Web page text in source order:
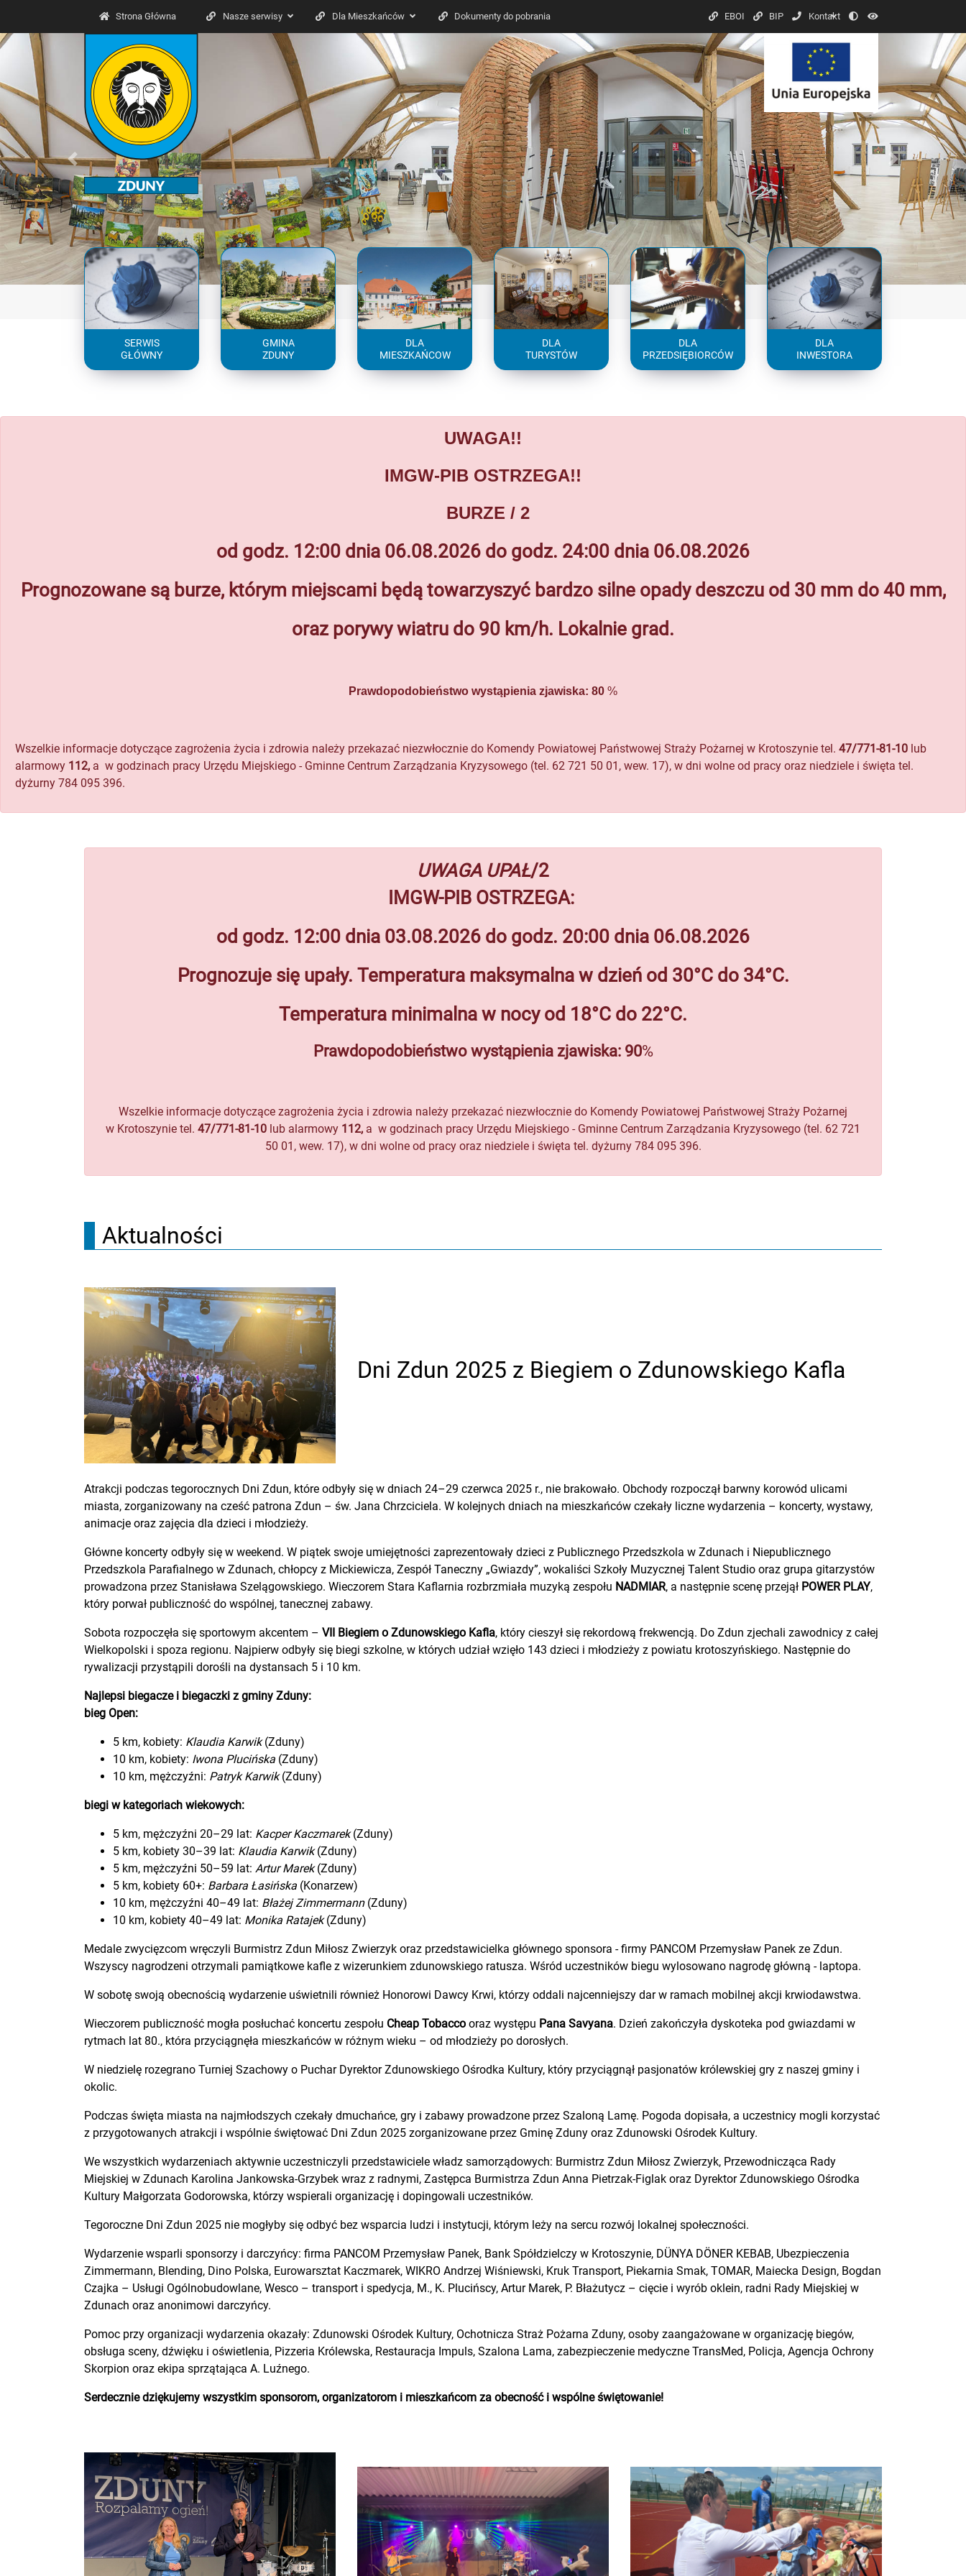
Strona Główna Nasze serwisy Font
Dla Mieszkańców Dokumenty do pobrania Kontrast
Kontakt
BIP
EBOI
Previous Next
SERWIS
GŁÓWNY
GMINA
ZDUNY
DLA
MIESZKAŃCOW
DLA
TURYSTÓW
DLA
PRZEDSIĘBIORCÓW
DLA
INWESTORA
UWAGA!!
IMGW-PIB OSTRZEGA!!
BURZE / 2
od godz. 12:00 dnia 06.08.2026 do godz. 24:00 dnia 06.08.2026
Prognozowane są burze, którym miejscami będą towarzyszyć bardzo silne opady deszczu od 30 mm do 40 mm,
oraz porywy wiatru do 90 km/h. Lokalnie grad.
Prawdopodobieństwo wystąpienia zjawiska: 80 %
Wszelkie informacje dotyczące zagrożenia życia i zdrowia należy przekazać niezwłocznie do Komendy Powiatowej Państwowej Straży Pożarnej w Krotoszynie tel. 47/771-81-10 lub
alarmowy 112, a w godzinach pracy Urzędu Miejskiego - Gminne Centrum Zarządzania Kryzysowego (tel. 62 721 50 01, wew. 17), w dni wolne od pracy oraz niedziele i święta tel.
dyżurny 784 095 396.
UWAGA UPAŁ/2
IMGW-PIB OSTRZEGA:
od godz. 12:00 dnia 03.08.2026 do godz. 20:00 dnia 06.08.2026
Prognozuje się upały. Temperatura maksymalna w dzień od 30°C do 34°C.
Temperatura minimalna w nocy od 18°C do 22°C.
Prawdopodobieństwo wystąpienia zjawiska: 90%
Wszelkie informacje dotyczące zagrożenia życia i zdrowia należy przekazać niezwłocznie do Komendy Powiatowej Państwowej Straży Pożarnej
w Krotoszynie tel. 47/771-81-10 lub alarmowy 112, a w godzinach pracy Urzędu Miejskiego - Gminne Centrum Zarządzania Kryzysowego (tel. 62 721
50 01, wew. 17), w dni wolne od pracy oraz niedziele i święta tel. dyżurny 784 095 396.
Aktualności
Dni Zdun 2025 z Biegiem o Zdunowskiego Kafla
Atrakcji podczas tegorocznych Dni Zdun, które odbyły się w dniach 24–29 czerwca 2025 r., nie brakowało. Obchody rozpoczął barwny korowód ulicami
miasta, zorganizowany na cześć patrona Zdun – św. Jana Chrzciciela. W kolejnych dniach na mieszkańców czekały liczne wydarzenia – koncerty, wystawy,
animacje oraz zajęcia dla dzieci i młodzieży.
Główne koncerty odbyły się w weekend. W piątek swoje umiejętności zaprezentowały dzieci z Publicznego Przedszkola w Zdunach i Niepublicznego
Przedszkola Parafialnego w Zdunach, chłopcy z Mickiewicza, Zespół Taneczny „Gwiazdy”, wokaliści Szkoły Muzycznej Talent Studio oraz grupa gitarzystów
prowadzona przez Stanisława Szelągowskiego. Wieczorem Stara Kaflarnia rozbrzmiała muzyką zespołu NADMIAR, a następnie scenę przejął POWER PLAY,
który porwał publiczność do wspólnej, tanecznej zabawy.
Sobota rozpoczęła się sportowym akcentem – VII Biegiem o Zdunowskiego Kafla, który cieszył się rekordową frekwencją. Do Zdun zjechali zawodnicy z całej
Wielkopolski i spoza regionu. Najpierw odbyły się biegi szkolne, w których udział wzięło 143 dzieci i młodzieży z powiatu krotoszyńskiego. Następnie do
rywalizacji przystąpili dorośli na dystansach 5 i 10 km.
Najlepsi biegacze i biegaczki z gminy Zduny:
bieg Open:
5 km, kobiety: Klaudia Karwik(Zduny)
10 km, kobiety: Iwona Plucińska (Zduny)
10 km, mężczyźni: Patryk Karwik(Zduny)
biegi w kategoriach wiekowych:
5 km, mężczyźni 20–29 lat: Kacper Kaczmarek(Zduny)
5 km, kobiety 30–39 lat: Klaudia Karwik(Zduny)
5 km, mężczyźni 50–59 lat: Artur Marek(Zduny)
5 km, kobiety 60+: Barbara Łasińska (Konarzew)
10 km, mężczyźni 40–49 lat: Błażej Zimmermann(Zduny)
10 km, kobiety 40–49 lat: Monika Ratajek(Zduny)
Medale zwycięzcom wręczyli Burmistrz Zdun Miłosz Zwierzyk oraz przedstawicielka głównego sponsora - firmy PANCOM Przemysław Panek ze Zdun.
Wszyscy nagrodzeni otrzymali pamiątkowe kafle z wizerunkiem zdunowskiego ratusza. Wśród uczestników biegu wylosowano nagrodę główną - laptopa.
W sobotę swoją obecnością wydarzenie uświetnili również Honorowi Dawcy Krwi, którzy oddali najcenniejszy dar w ramach mobilnej akcji krwiodawstwa.
Wieczorem publiczność mogła posłuchać koncertu zespołu Cheap Tobacco oraz występu Pana Savyana. Dzień zakończyła dyskoteka pod gwiazdami w
rytmach lat 80., która przyciągnęła mieszkańców w różnym wieku – od młodzieży po dorosłych.
W niedzielę rozegrano Turniej Szachowy o Puchar Dyrektor Zdunowskiego Ośrodka Kultury, który przyciągnął pasjonatów królewskiej gry z naszej gminy i
okolic.
Podczas święta miasta na najmłodszych czekały dmuchańce, gry i zabawy prowadzone przez Szaloną Lamę. Pogoda dopisała, a uczestnicy mogli korzystać
z przygotowanych atrakcji i wspólnie świętować Dni Zdun 2025 zorganizowane przez Gminę Zduny oraz Zdunowski Ośrodek Kultury.
We wszystkich wydarzeniach aktywnie uczestniczyli przedstawiciele władz samorządowych: Burmistrz Zdun Miłosz Zwierzyk, Przewodnicząca Rady
Miejskiej w Zdunach Karolina Jankowska-Grzybek wraz z radnymi, Zastępca Burmistrza Zdun Anna Pietrzak-Figlak oraz Dyrektor Zdunowskiego Ośrodka
Kultury Małgorzata Godorowska, którzy wspierali organizację i dopingowali uczestników.
Tegoroczne Dni Zdun 2025 nie mogłyby się odbyć bez wsparcia ludzi i instytucji, którym leży na sercu rozwój lokalnej społeczności.
Wydarzenie wsparli sponsorzy i darczyńcy: firma PANCOM Przemysław Panek, Bank Spółdzielczy w Krotoszynie, DÜNYA DÖNER KEBAB, Ubezpieczenia
Zimmermann, Blending, Dino Polska, Eurowarsztat Kaczmarek, WIKRO Andrzej Wiśniewski, Kruk Transport, Piekarnia Smak, TOMAR, Maiecka Design, Bogdan
Czajka – Usługi Ogólnobudowlane, Wesco – transport i spedycja, M., K. Plucińscy, Artur Marek, P. Błażutycz – cięcie i wyrób oklein, radni Rady Miejskiej w
Zdunach oraz anonimowi darczyńcy.
Pomoc przy organizacji wydarzenia okazały: Zdunowski Ośrodek Kultury, Ochotnicza Straż Pożarna Zduny, osoby zaangażowane w organizację biegów,
obsługa sceny, dźwięku i oświetlenia, Pizzeria Królewska, Restauracja Impuls, Szalona Lama, zabezpieczenie medyczne TransMed, Policja, Agencja Ochrony
Skorpion oraz ekipa sprzątająca A. Luźnego.
Serdecznie dziękujemy wszystkim sponsorom, organizatorom i mieszkańcom za obecność i wspólne świętowanie!